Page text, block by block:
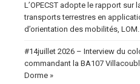
L’OPECST adopte le rapport
transports terrestres en
d’orientation des mobilités, LOM.
#14juillet 2026 – Interview du
commandant la BA107
Dorme »